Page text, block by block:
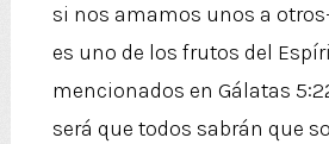
si nos amamos unos a
es uno de los frutos del
mencionados en Gálatas
será que todos sabrán que